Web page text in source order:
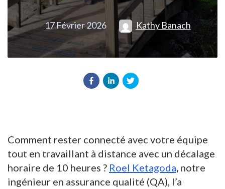
17 Février 2026 Kathy Banach
Comment rester connecté avec votre équipe
tout en travaillant à distance avec un décalage
horaire de 10 heures ? Roel Ketagoda, notre
ingénieur en assurance qualité (QA), l’a